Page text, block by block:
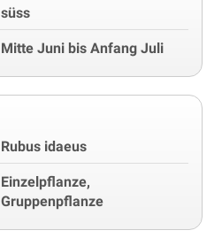
süss
Mitte Juni bis Anfang Juli
Rubus idaeus
Einzelpflanze,
Gruppenpflanze